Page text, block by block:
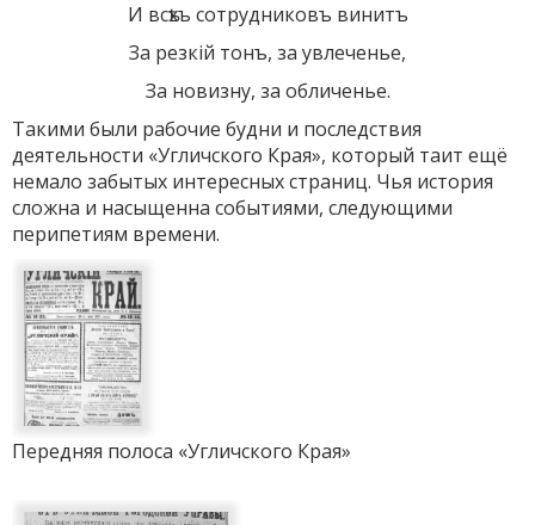
И всѣхъ сотрудниковъ винитъ
За резкiй тонъ, за увлеченье,
За новизну, за обличенье.
Такими были рабочие будни и последствия
деятельности «Угличского Края», который таит ещё
немало забытых интересных страниц. Чья история
сложна и насыщенна событиями, следующими
перипетиям времени.
Передняя полоса «Угличского Края»